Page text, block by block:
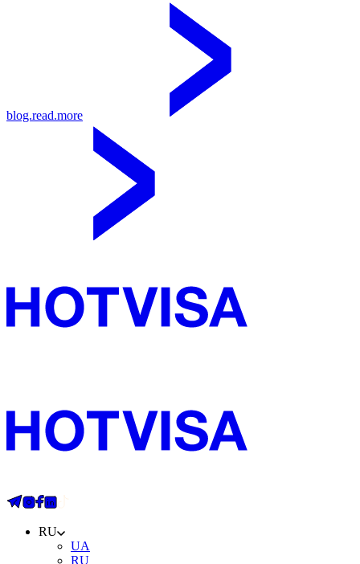
blog.read.more
RU
UA
RU